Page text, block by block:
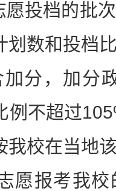
投档的批次
划数和投档
分，加分
例不超过
我校在当地
愿报考我